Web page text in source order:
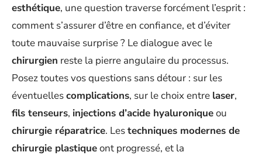
esthétique, une question traverse forcément l’esprit :
comment s’assurer d’être en confiance, et d’éviter
toute mauvaise surprise ? Le dialogue avec le
chirurgien reste la pierre angulaire du processus.
Posez toutes vos questions sans détour : sur les
éventuellescomplications, sur le choix entre laser,
fils tenseurs, injections d’acide hyaluroniqueou
chirurgie réparatrice. Lestechniques modernes de
chirurgie plastiqueont progressé, et la